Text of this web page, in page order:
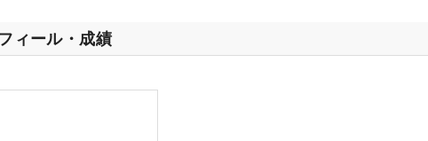
ィール・成績